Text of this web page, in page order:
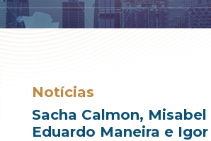
Notícias
Sacha Calmon, Misabel
Eduardo Maneira e